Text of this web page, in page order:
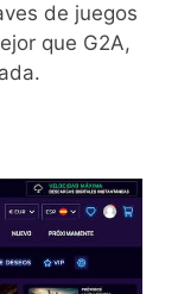
de juegos
que G2A,